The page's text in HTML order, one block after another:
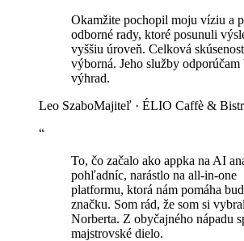
Okamžite pochopil moju víziu a
odborné rady, ktoré posunuli
vyššiu úroveň. Celková
výborná. Jeho služby odporúčam
výhrad.
Leo SzaboMajiteľ · ÉLIO Caffè &
“
To, čo začalo ako appka na AI
pohľadníc, narástlo na all-in-one
platformu, ktorá nám pomáha
značku. Som rád, že som si vybral
Norberta. Z obyčajného nápadu
majstrovské dielo.